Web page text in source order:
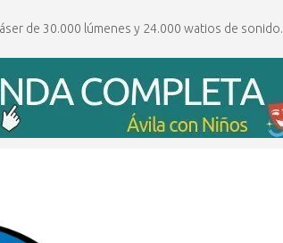
de 30.000 lúmenes y 24.000 watios de sonido.